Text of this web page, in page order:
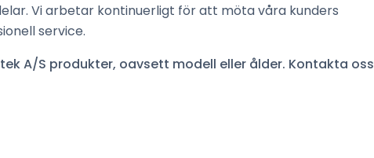
Vi arbetar kontinuerligt för att möta våra kunders
service.
A/S produkter, oavsett modell eller ålder. Kontakta oss